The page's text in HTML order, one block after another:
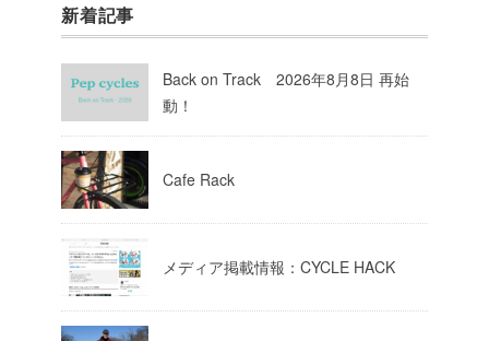
Pep cycles@大阪
今週はお知らせがいっぱいあるのでチ
ェックしてて下さいね！
新着記事
Back on Track 2026年8月8日 再始
動！
Cafe Rack
メディア掲載情報：CYCLE HACK